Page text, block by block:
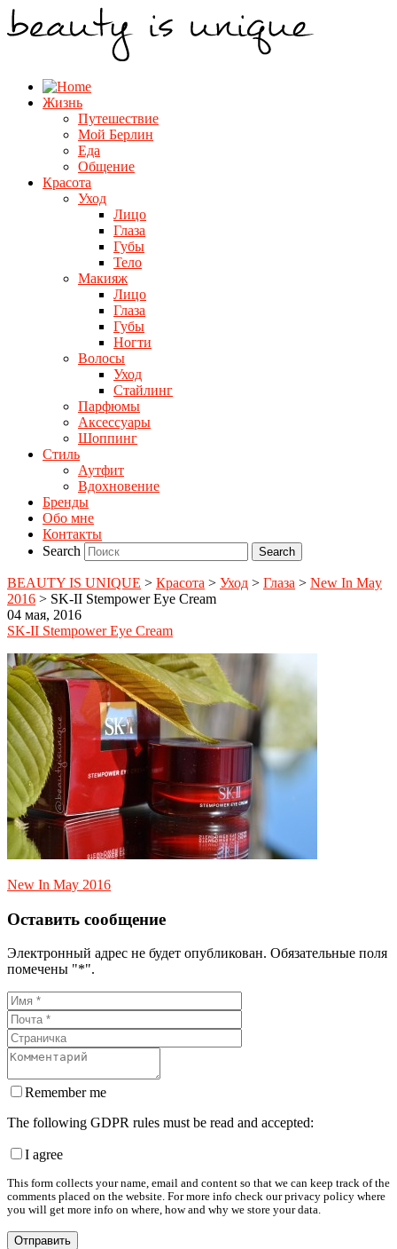
Жизнь
Путешествие
Мой Берлин
Еда
Общение
Красота
Уход
Лицо
Глаза
Губы
Тело
Макияж
Лицо
Глаза
Губы
Ногти
Волосы
Уход
Стайлинг
Парфюмы
Аксессуары
Шоппинг
Стиль
Аутфит
Вдохновение
Бренды
Обо мне
Контакты
Search
BEAUTY IS UNIQUE > Красота > Уход > Глаза > New In May
2016 > SK-II Stempower Eye Cream
04 мая, 2016
SK-II Stempower Eye Cream
New In May 2016
Оставить сообщение
Электронный адрес не будет опубликован. Обязательные поля
помечены "*".
Remember me
The following GDPR rules must be read and accepted:
I agree
This form collects your name, email and content so that we can keep track of the
comments placed on the website. For more info check our privacy policy where
you will get more info on where, how and why we store your data.